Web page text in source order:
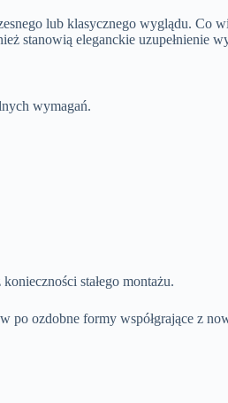
lub klasycznego wyglądu. Co
stanowią eleganckie uzupełnienie
wymagań.
stałego montażu.
ozdobne formy współgrające z